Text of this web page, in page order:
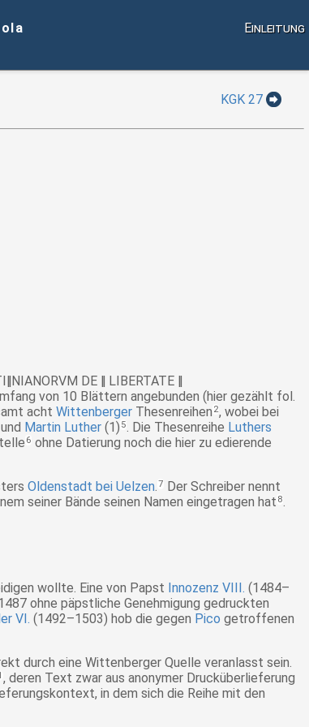
Einleitung
KGK 27
DE ‖ LIBERTATE ‖
von 10 Blättern angebunden (hier gezählt fol.
acht Wittenberger Thesenreihen 2, wobei bei
und Martin Luther (1) 5. Die Thesenreihe Luthers
6 ohne Datierung noch die hier zu edierende
Oldenstadt bei Uelzen.7
Der Schreiber nennt
seiner Bände seinen Namen eingetragen hat 8.
wollte. Eine von Papst Innozenz VIII. (1484–
ohne päpstliche Genehmigung gedruckten
VI. (1492–1503) hob die gegen Pico getroffenen
durch eine Wittenberger Quelle veranlasst sein.
, deren Text zwar aus anonymer Drucküberlieferung
in dem sich die Reihe mit den